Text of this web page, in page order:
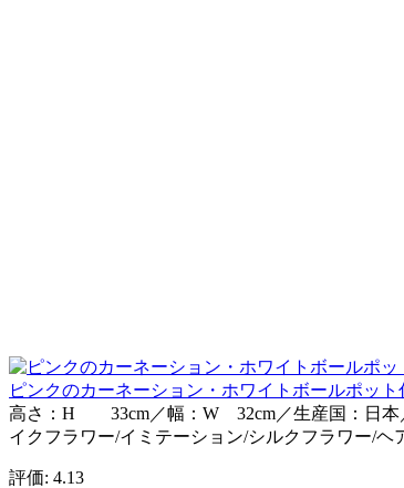
ピンクのカーネーション・ホワイトボールポット
高さ：H 33cm／幅：W 32cm／生産国：日本
イクフラワー/イミテーション/シルクフラワー/
評価: 4.13